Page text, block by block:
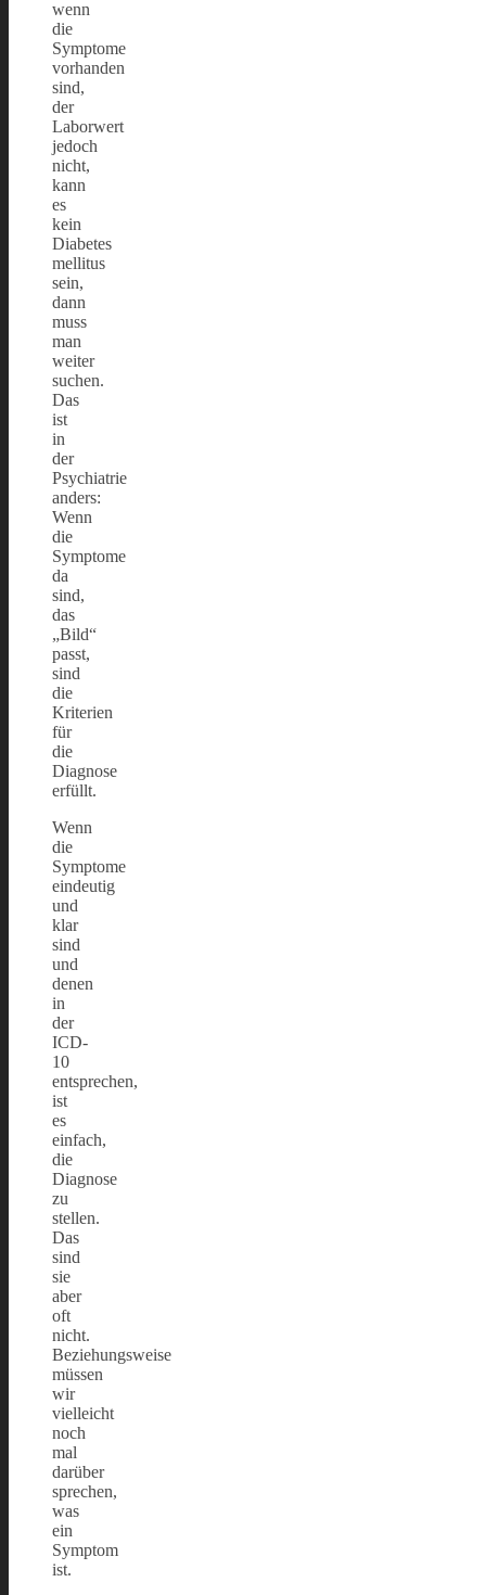
wenn
die
Symptome
vorhanden
sind,
der
Laborwert
jedoch
nicht,
kann
es
kein
Diabetes
mellitus
sein,
dann
muss
man
weiter
suchen.
Das
ist
in
der
Psychiatrie
anders:
Wenn
die
Symptome
da
sind,
das
„Bild“
passt,
sind
die
Kriterien
für
die
Diagnose
erfüllt.
Wenn
die
Symptome
eindeutig
und
klar
sind
und
denen
in
der
ICD-
10
entsprechen,
ist
es
einfach,
die
Diagnose
zu
stellen.
Das
sind
sie
aber
oft
nicht.
Beziehungsweise
müssen
wir
vielleicht
noch
mal
darüber
sprechen,
was
ein
Symptom
ist.